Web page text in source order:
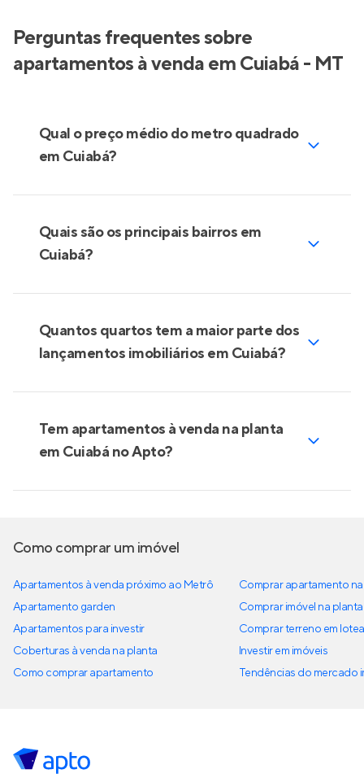
Perguntas frequentes sobre
apartamentos à venda em Cuiabá - MT
Qual o preço médio do metro quadrado
em Cuiabá?
Quais são os principais bairros em
Cuiabá?
Quantos quartos tem a maior parte dos
lançamentos imobiliários em Cuiabá?
Tem apartamentos à venda na planta
em Cuiabá no Apto?
Como comprar um imóvel
Apartamentos à venda próximo ao Metrô
Apartamento garden
Apartamentos para investir
Coberturas à venda na planta
Como comprar apartamento
Comprar apartamento
Comprar imóvel na planta
Comprar terreno em
Investir em imóveis
Tendências do mercado